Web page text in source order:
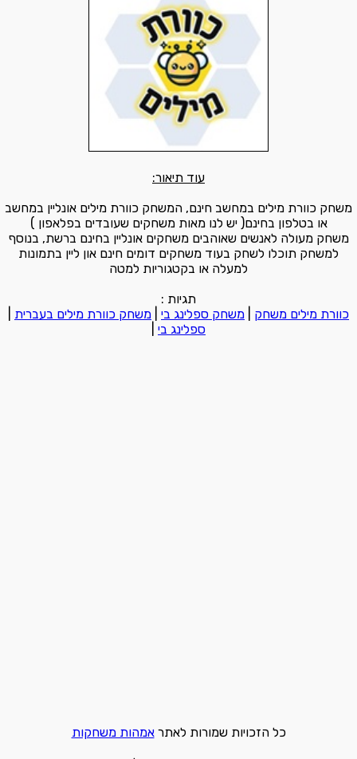
עוד תיאור:
משחק כוורת מילים במחשב חינם, המשחק כוורת מילים אונליין במחשב
או בטלפון בחינם( יש לנו מאות משחקים שעובדים בפלאפון )
משחק מעולה לאנשים שאוהבים משחקים אונליין בחינם ברשת, בנוסף
למשחק תוכלו לשחק בעוד משחקים דומים חינם און ליין בתמונות
למעלה או בקטגוריות למטה
תגיות :
כוורת מילים משחק
משחק ספלינג בי משחק כוורת מילים בעברית
ספלינג בי
כל הזכויות שמורות לאתראמהות משחקות